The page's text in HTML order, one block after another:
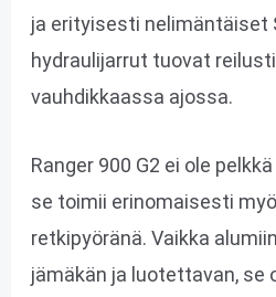
ja erityisesti nelimäntäiset
hydraulijarrut tuovat
vauhdikkaassa ajossa.
Ranger 900 G2 ei ole
se toimii erinomaisesti
retkipyöränä. Vaikka
jämäkän ja luotettavan, se